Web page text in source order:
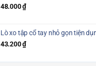
48.000₫
Lò xo tập cổ tay nhỏ gọn tiện
43.200₫